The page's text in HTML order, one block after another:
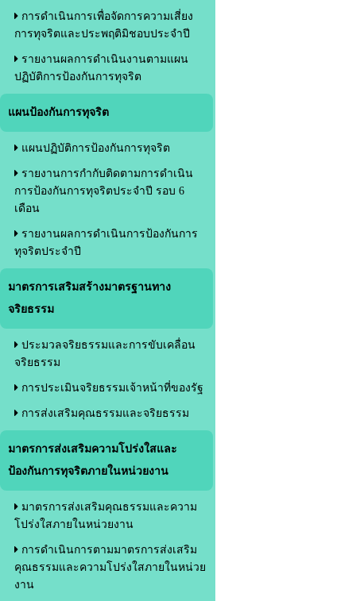
การดำเนินการเพื่อจัดการความเสี่ยง
การทุจริตและประพฤติมิชอบประจำปี
รายงานผลการดำเนินงานตามแผน
ปฏิบัติการป้องกันการทุจริต
แผนป้องกันการทุจริต
แผนปฏิบัติการป้องกันการทุจริต
รายงานการกำกับติดตามการดำเนิน
การป้องกันการทุจริตประจำปี รอบ 6
เดือน
รายงานผลการดำเนินการป้องกันการ
ทุจริตประจำปี
มาตรการเสริมสร้างมาตรฐานทาง
จริยธรรม
ประมวลจริยธรรมและการขับเคลื่อน
จริยธรรม
การประเมินจริยธรรมเจ้าหน้าที่ของรัฐ
การส่งเสริมคุณธรรมและจริยธรรม
มาตรการส่งเสริมความโปร่งใสและ
ป้องกันการทุจริตภายในหน่วยงาน
มาตรการส่งเสริมคุณธรรมและความ
โปร่งใสภายในหน่วยงาน
การดำเนินการตามมาตรการส่งเสริม
คุณธรรมและความโปร่งใสภายในหน่วย
งาน